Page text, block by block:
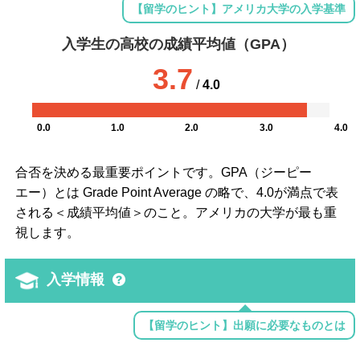
【留学のヒント】アメリカ大学の入学基準
入学生の高校の成績平均値（GPA）
3.7 /4.0
0.0 1.0 2.0 3.0 4.0
合否を決める最重要ポイントです。GPA（ジーピー
エー）とは Grade Point Average の略で、4.0が満点で表
される＜成績平均値＞のこと。アメリカの大学が最も重
視します。
入学情報
【留学のヒント】出願に必要なものとは